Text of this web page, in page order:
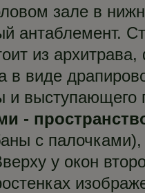
зале в
антаблемент.
из
в виде
и
-
с палочками),
у окон